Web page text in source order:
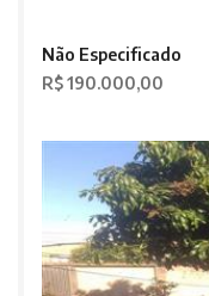
Não Especificado
R$ 190.000,00